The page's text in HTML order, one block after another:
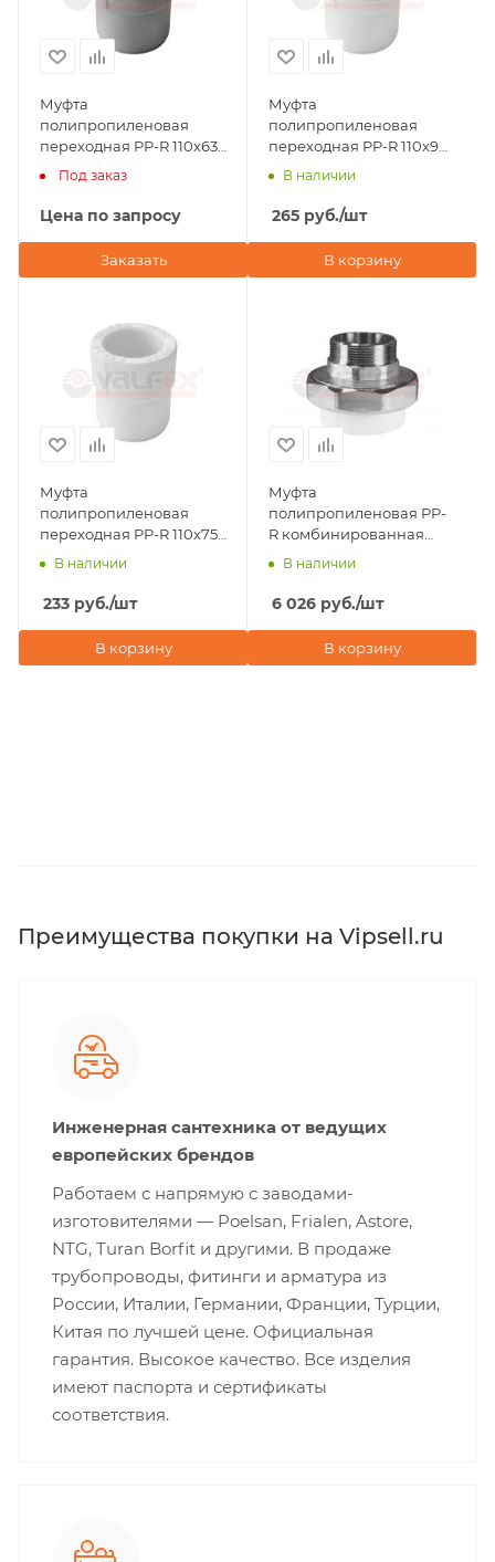
Муфта
полипропиленовая
переходная PP-R 110х63
ВР-НР Valfex, серая
Под заказ
Цена по запросу
Заказать
Муфта
полипропиленовая
переходная PP-R 110х90
ВР-НР Valfex, белая
В наличии
265 руб./шт
В корзину
Муфта
полипропиленовая
переходная PP-R 110х75
ВР-НР Valfex, белая
В наличии
233 руб./шт
В корзину
Муфта
полипропиленовая PP-
R комбинированная
разъемная 110х4" НР
В наличии
6 026 руб./шт
В корзину
Преимущества покупки на Vipsell.ru
Инженерная сантехника от ведущих
европейских брендов
Работаем с напрямую с заводами-
изготовителями — Poelsan, Frialen, Astore,
NTG, Turan Borfit и другими. В продаже
трубопроводы, фитинги и арматура из
России, Италии, Германии, Франции, Турции,
Китая по лучшей цене. Официальная
гарантия. Высокое качество. Все изделия
имеют паспорта и сертификаты
соответствия.